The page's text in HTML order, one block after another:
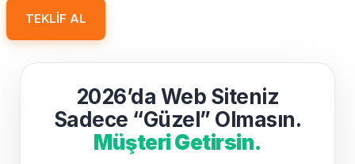
TEKLIF AL
2026’da Web Siteniz
Sadece “Güzel” Olmasın.
Müşteri Getirsin.